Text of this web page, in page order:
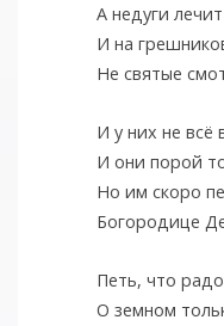
А недуги
И на
Не святые
И у них не всё
И они порой
Но им скоро
Богородице
Петь, что
О земном